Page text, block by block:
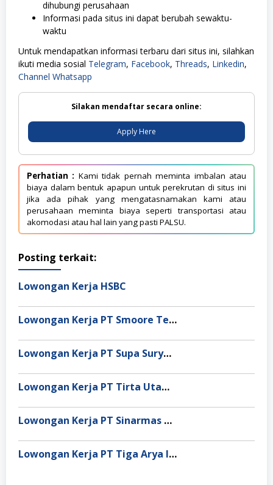
dihubungi perusahaan
Informasi pada situs ini dapat berubah sewaktu-
waktu
Untuk mendapatkan informasi terbaru dari situs ini, silahkan
ikuti media sosial Telegram, Facebook, Threads, Linkedin,
Channel Whatsapp
Silakan mendaftar secara online:
Apply Here
Perhatian : Kami tidak pernah meminta imbalan atau
biaya dalam bentuk apapun untuk perekrutan di situs ini
jika ada pihak yang mengatasnamakan kami atau
perusahaan meminta biaya seperti transportasi atau
akomodasi atau hal lain yang pasti PALSU.
Posting terkait:
Lowongan Kerja HSBC
Lowongan Kerja PT Smoore Technology Indonesia
Lowongan Kerja PT Supa Surya Niaga
Lowongan Kerja PT Tirta Utama Abadi
Lowongan Kerja PT Sinarmas Distribusi Nusantara
Lowongan Kerja PT Tiga Arya Inggil